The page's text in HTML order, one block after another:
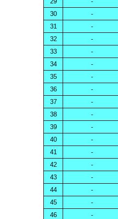
30
-
31
-
32
-
33
-
34
-
35
-
36
-
37
-
38
-
39
-
40
-
41
-
42
-
43
-
44
-
45
-
46
-